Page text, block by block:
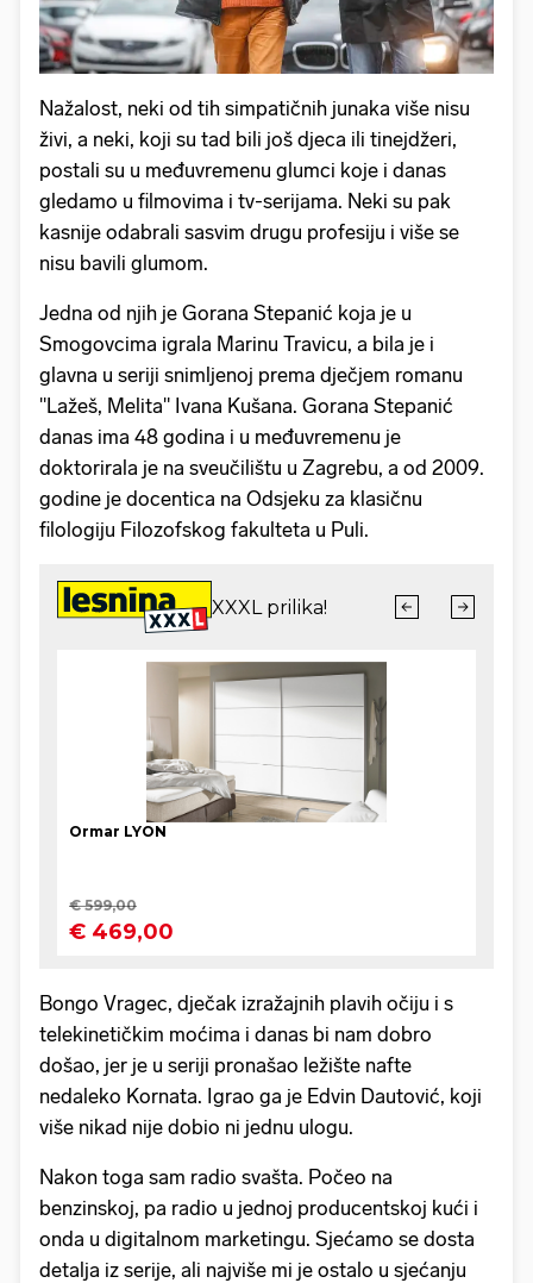
Nažalost, neki od tih simpatičnih junaka više nisu
živi, a neki, koji su tad bili još djeca ili tinejdžeri,
postali su u međuvremenu glumci koje i danas
gledamo u filmovima i tv-serijama. Neki su pak
kasnije odabrali sasvim drugu profesiju i više se
nisu bavili glumom.
Jedna od njih je Gorana Stepanić koja je u
Smogovcima igrala Marinu Travicu, a bila je i
glavna u seriji snimljenoj prema dječjem romanu
"Lažeš, Melita" Ivana Kušana. Gorana Stepanić
danas ima 48 godina i u međuvremenu je
doktorirala je na sveučilištu u Zagrebu, a od 2009.
godine je docentica na Odsjeku za klasičnu
filologiju Filozofskog fakulteta u Puli.
Bongo Vragec, dječak izražajnih plavih očiju i s
telekinetičkim moćima i danas bi nam dobro
došao, jer je u seriji pronašao ležište nafte
nedaleko Kornata. Igrao ga je Edvin Dautović, koji
više nikad nije dobio ni jednu ulogu.
Nakon toga sam radio svašta. Počeo na
benzinskoj, pa radio u jednoj producentskoj kući i
onda u digitalnom marketingu. Sjećamo se dosta
detalja iz serije, ali najviše mi je ostalo u sjećanju